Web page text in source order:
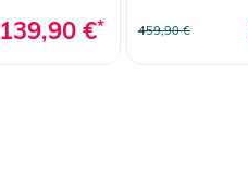
139,90 €* 459,90 €